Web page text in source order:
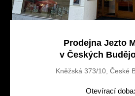
Prodejna Jezto
v Českých
Kněžská 373/10, České
Otevírací doba: